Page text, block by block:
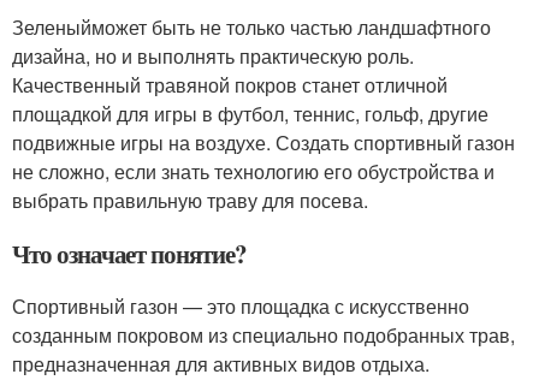
Зеленыйможет быть не только частью ландшафтного
дизайна, но и выполнять практическую роль.
Качественный травяной покров станет отличной
площадкой для игры в футбол, теннис, гольф, другие
подвижные игры на воздухе. Создать спортивный газон
не сложно, если знать технологию его обустройства и
выбрать правильную траву для посева.
Что означает понятие?
Спортивный газон — это площадка с искусственно
созданным покровом из специально подобранных трав,
предназначенная для активных видов отдыха.